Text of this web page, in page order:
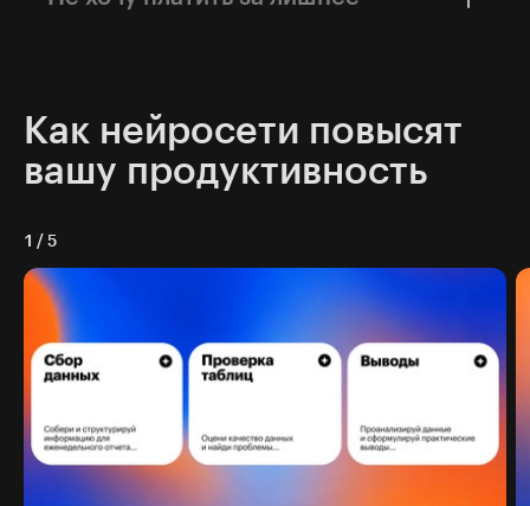
Как нейросети повысят
вашу продуктивность
1 / 5